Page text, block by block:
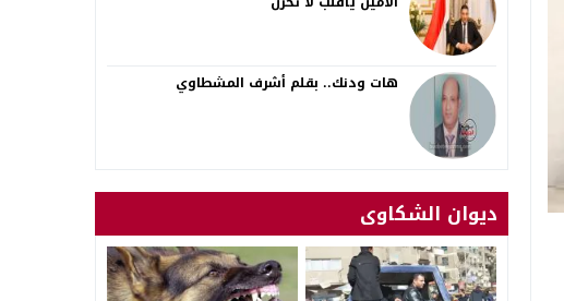
هات ودنك.. بقلم أشرف المشطاوي
ديوان الشكاوى